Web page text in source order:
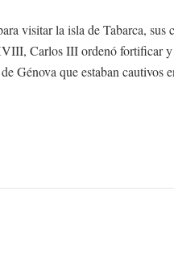
visitar la isla de Tabarca, sus
Carlos III ordenó fortificar
Génova que estaban